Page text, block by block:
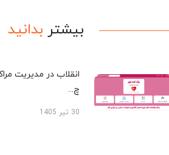
بیشتر بدانید
انقلاب در مدیریت
چ...
30 تیر 1405